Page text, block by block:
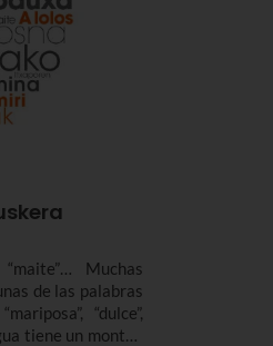
“maite”… Muchas
de las palabras
“dulce”,
tiene un montón